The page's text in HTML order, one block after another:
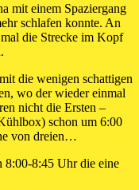
mit einem Spaziergang
schlafen konnte. An
die Strecke im Kopf
die wenigen schattigen
wo der wieder einmal
nicht die Ersten –
schon um 6:00
von dreien…
8:00-8:45 Uhr die eine